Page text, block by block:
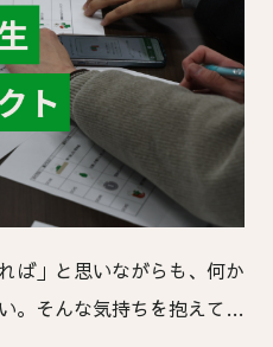
ば」と思いながらも、何か
。そんな気持ちを抱えてい